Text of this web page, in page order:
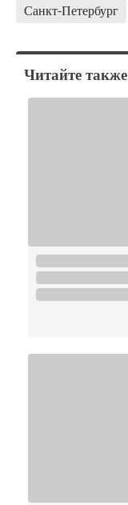
Санкт-Петербург
Читайте также